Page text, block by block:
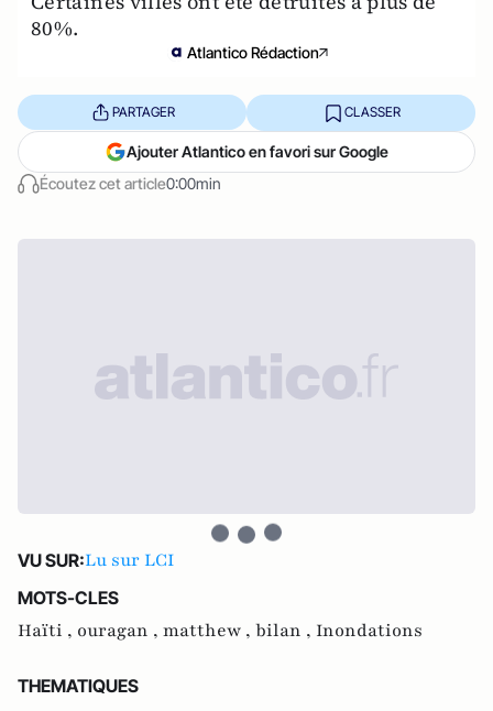
80%.
Atlantico Rédaction
Écoutez cet article0:00min
PARTAGER CLASSER
Ajouter Atlantico en favori sur Google
VU SUR:Lu sur LCI
MOTS-CLES
Haïti , ouragan , matthew , bilan , Inondations
THEMATIQUES